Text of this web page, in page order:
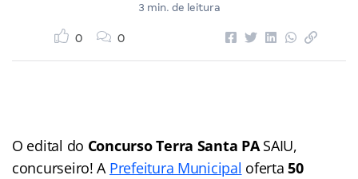
3 min. de leitura
0 0
O edital do ConcursoTerra Santa PASAIU,
concurseiro! A Prefeitura Municipal oferta50